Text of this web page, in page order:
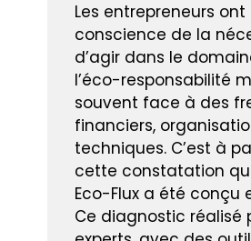
Les entrepreneurs ont
conscience de la
d’agir dans le
l’éco-responsabilité
souvent face à des
financiers,
techniques. C’est à
cette constatation
Eco-Flux a été conçu
Ce diagnostic réalisé